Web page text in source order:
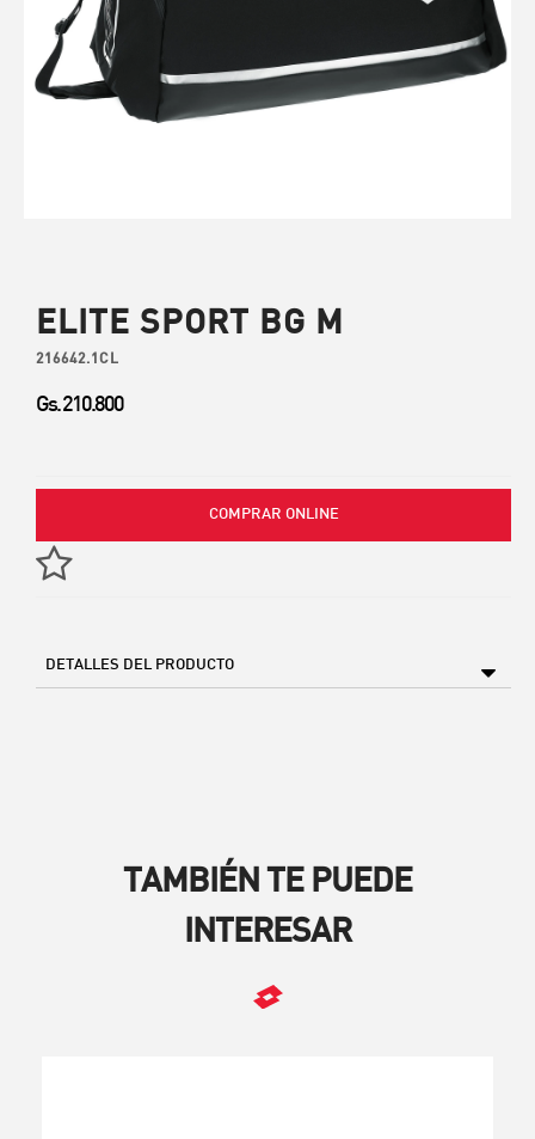
ELITE SPORT BG M
216642.1CL
Gs. 210.800
COMPRAR ONLINE
DETALLES DEL PRODUCTO
TAMBIÉN TE PUEDE
INTERESAR